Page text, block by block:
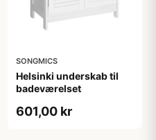
SONGMICS
Helsinki underskab til
badeværelset
601,00 kr